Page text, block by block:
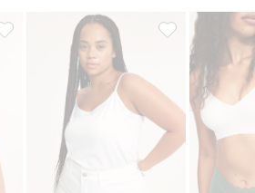
Koszulka z trykotu bawełnianego, Dodaj
Koszulka na